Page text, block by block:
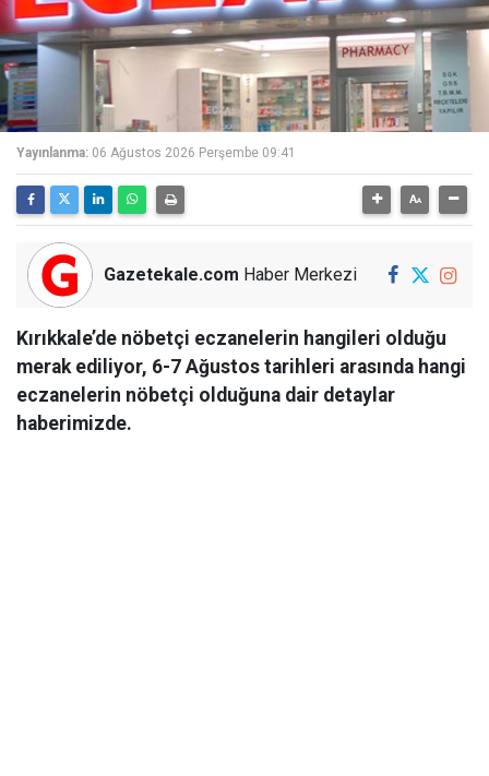
Yayınlanma: 06 Ağustos 2026 Perşembe 09:41
Gazetekale.com Haber Merkezi
Kırıkkale’de nöbetçi eczanelerin hangileri olduğu
merak ediliyor, 6-7 Ağustos tarihleri arasında hangi
eczanelerin nöbetçi olduğuna dair detaylar
haberimizde.